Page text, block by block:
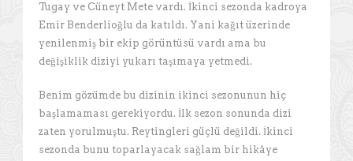
Tugay ve Cüneyt Mete vardı. İkinci sezonda kadroya
Emir Benderlioğlu da katıldı. Yani kağıt üzerinde
yenilenmiş bir ekip görüntüsü vardı ama bu
değişiklik diziyi yukarı taşımaya yetmedi.
Benim gözümde bu dizinin ikinci sezonunun hiç
başlamaması gerekiyordu. İlk sezon sonunda dizi
zaten yorulmuştu. Reytingleri güçlü değildi. İkinci
sezonda bunu toparlayacak sağlam bir hikâye